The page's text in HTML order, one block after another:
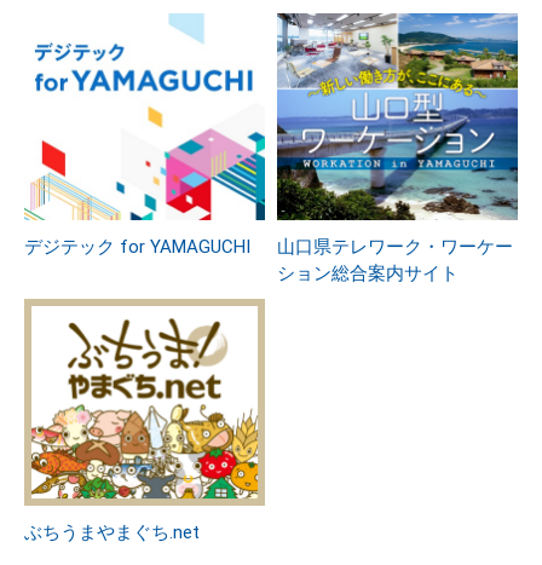
デジテック for YAMAGUCHI
山口県テレワーク・ワーケー
ション総合案内サイト
ぶちうまやまぐち.net